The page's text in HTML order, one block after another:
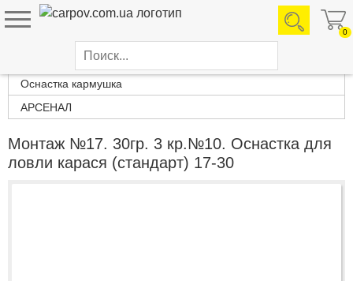
0
Каталог товаров
Оснастка кармушка
АРСЕНАЛ
Монтаж №17. 30гр. 3 кр.№10. Оснастка для
ловли карася (стандарт) 17-30